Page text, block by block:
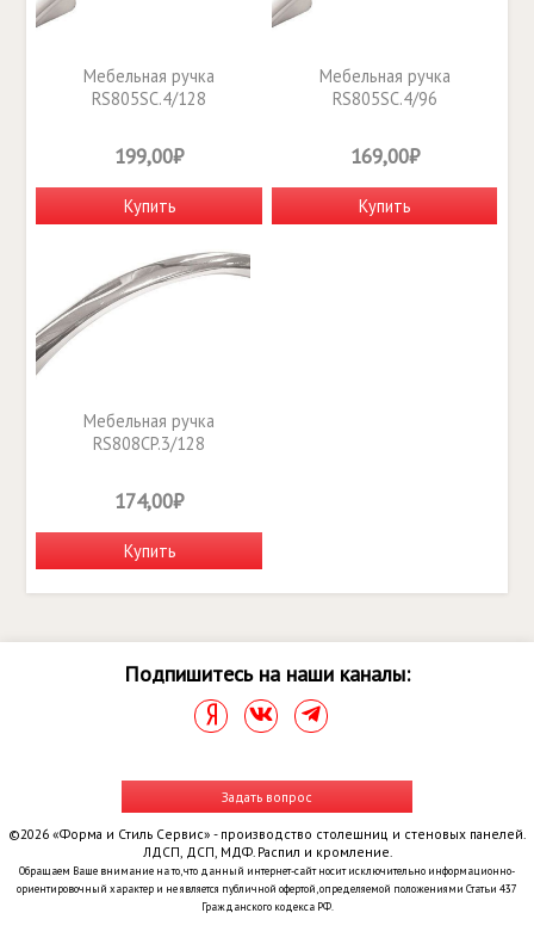
Мебельная ручка
RS805SC.4/128
199,00₽
Купить
Мебельная ручка
RS805SC.4/96
169,00₽
Купить
Мебельная ручка
RS808CP.3/128
174,00₽
Купить
Подпишитесь на наши каналы:
Задать вопрос
©2026 «Форма и Стиль Сервис» - производство столешниц и стеновых панелей.
ЛДСП, ДСП, МДФ. Распил и кромление.
Обращаем Ваше внимание на то, что данный интернет-сайт носит исключительно информационно-
ориентировочный характер и не является публичной офертой, определяемой положениями Статьи 437
Гражданского кодекса РФ.